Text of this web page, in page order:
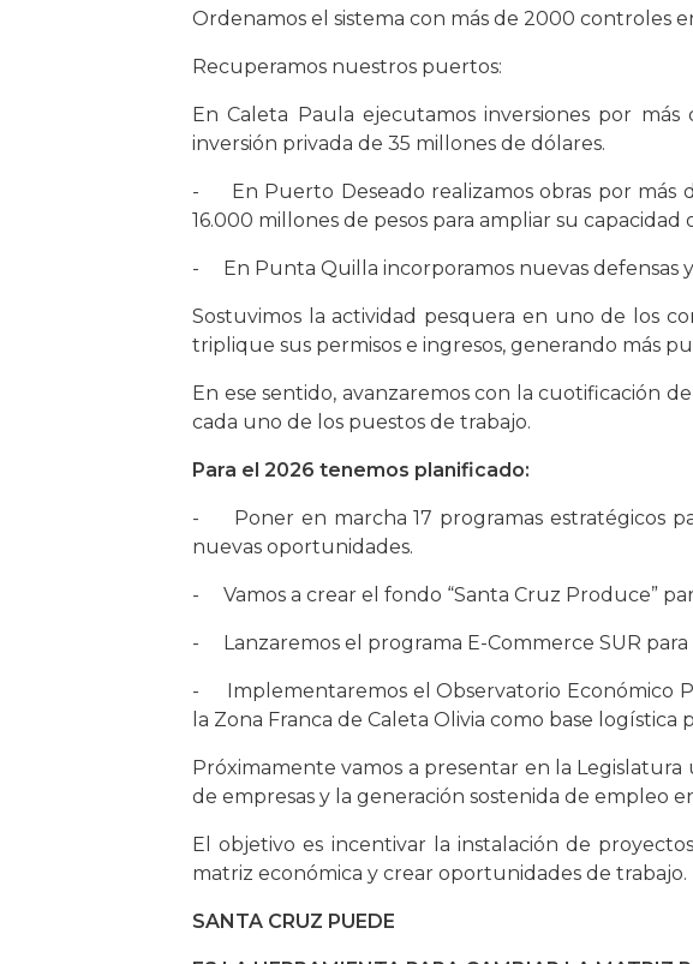
Ordenamos el sistema con más de 2000 controles
Recuperamos nuestros puertos:
En Caleta Paula ejecutamos inversiones por
inversión privada de 35 millones de dólares.
- En Puerto Deseado realizamos obras por más
16.000 millones de pesos para ampliar su capacidad
- En Punta Quilla incorporamos nuevas defensas
Sostuvimos la actividad pesquera en uno de los
triplique sus permisos e ingresos, generando más
En ese sentido, avanzaremos con la cuotificación
cada uno de los puestos de trabajo.
Para el 2026 tenemos planificado:
- Poner en marcha 17 programas estratégicos
nuevas oportunidades.
- Vamos a crear el fondo “Santa Cruz Produce”
- Lanzaremos el programa E-Commerce SUR
- Implementaremos el Observatorio Económico
la Zona Franca de Caleta Olivia como base logística
Próximamente vamos a presentar en la
de empresas y la generación sostenida de empleo
El objetivo es incentivar la instalación de
matriz económica y crear oportunidades de trabajo.
SANTA CRUZ PUEDE